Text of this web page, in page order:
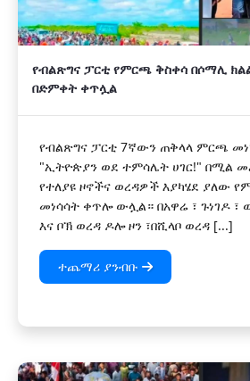
የብልጽግና ፓርቲ የምርጫ ቅስቀሳ በሶማሊ
በድምቀት ቀጥሏል
የብልጽግና ፓርቲ 7ኛውን ጠቅላላ ምርጫ
"ኢትዮጵያን ወደ ተምሳሌት ሀገር!" በሚል
የተለያዩ ዞኖችና ወረዳዎች እያካሄደ ያለው
መነሳሳት ቀጥሎ ውሏል። በአዋሬ ፣ ጉነገዶ ፣
እና ቦኽ ወረዳ ዶሎ ዞን ፣በሺላቦ ወረዳ [...]
ተጨማሪ ያንብቡ